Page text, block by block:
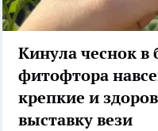
Кинула чеснок в
фитофтора
крепкие и
выставку вези